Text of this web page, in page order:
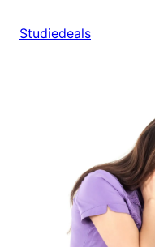
Studiedeals